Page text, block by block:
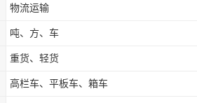
物流运输
吨、方、车
重货、轻货
高栏车、平板车、箱车